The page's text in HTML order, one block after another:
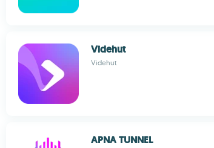
Videhut
Videhut
APNA TUNNEL